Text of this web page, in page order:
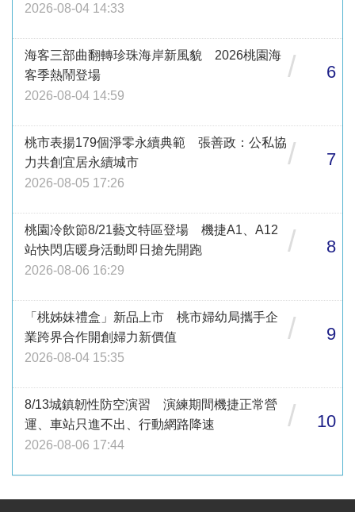
2026-08-04 14:33
海客三部曲翻轉珍珠海岸新風貌 2026桃園海
客季熱鬧登場
2026-08-04 14:59
/ 6
桃市表揚179個淨零永續典範 張善政：公私協
力共創宜居永續城市
2026-08-05 17:26
/ 7
桃園冷飲節8/21藝文特區登場 機捷A1、A12
站快閃店暖身活動即日搶先開跑
2026-08-06 16:29
/ 8
「桃姊妹禮盒」新品上市 桃市婦幼局攜手企
業跨界合作開創婦力新價值
2026-08-04 15:35
/ 9
8/13城鎮韌性防空演習 演練期間機捷正常營
運、車站只進不出、行動網路降速
2026-08-06 17:44
/ 10